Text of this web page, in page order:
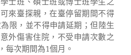
士班、碩士班或博士班學生之
來臺探親，在臺停留期間不得
限，並不得申請延期；但陸生
外傷害住院，不受申請次數之
每次期間為1個月。